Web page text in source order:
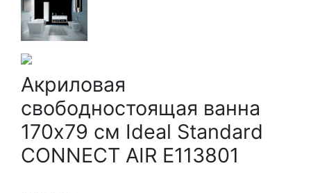
Акриловая
свободностоящая ванна
170х79 см Ideal Standard
CONNECT AIR E113801